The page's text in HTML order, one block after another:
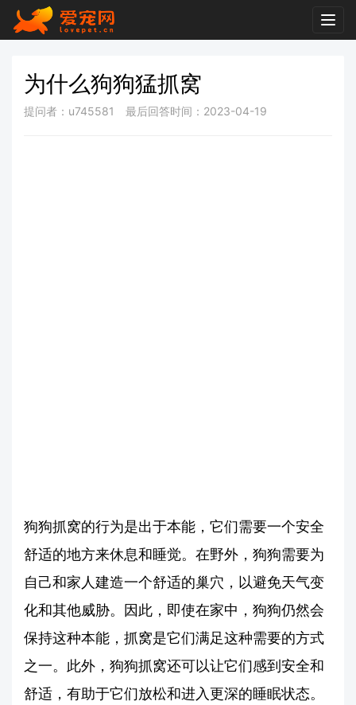
为什么狗狗猛抓窝
提问者：u745581 最后回答时间：2023-04-19
狗狗抓窝的行为是出于本能，它们需要一个安全
舒适的地方来休息和睡觉。在野外，狗狗需要为
自己和家人建造一个舒适的巢穴，以避免天气变
化和其他威胁。因此，即使在家中，狗狗仍然会
保持这种本能，抓窝是它们满足这种需要的方式
之一。此外，狗狗抓窝还可以让它们感到安全和
舒适，有助于它们放松和进入更深的睡眠状态。